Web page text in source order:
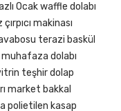
Ocak waffle dolabı
makinası
terazi baskül
dolabı
teşhir dolap
market bakkal
polietilen kasap